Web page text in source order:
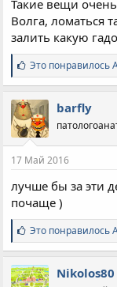
Такие вещи
Волга, ломаться
залить какую
С
и
м
п
а
т
и
:
Это понравилось
barfly
17 Май 2016
лучше бы за эти
почаще )
С
и
м
п
а
Это понравилось
Nikolos80